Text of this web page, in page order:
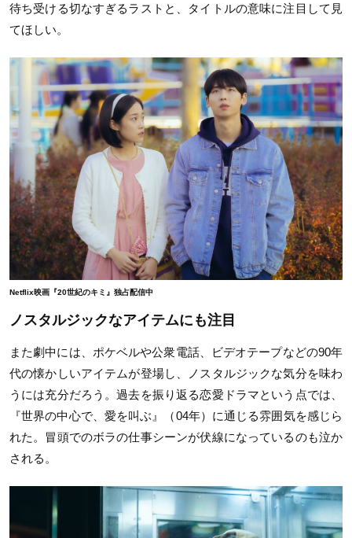
待ち受ける切なすぎるラストと、タイトルの意味に注目して見
てほしい。
Netflix映画『20世紀のキミ』独占配信中
ノスタルジックなアイテムにも注目
また劇中には、ポケベルや公衆電話、ビデオテープなどの90年
代の懐かしいアイテムが登場し、ノスタルジックな気分を味わ
うには充分だろう。過去を振り返る恋愛ドラマという点では、
『世界の中心で、愛を叫ぶ』（04年）に通じる雰囲気を感じら
れた。冒頭でのボラの仕事シーンが伏線になっているのも泣か
される。